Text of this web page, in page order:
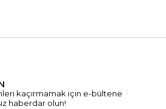
kaçırmamak için e-bültene
haberdar olun!